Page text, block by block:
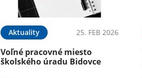
Aktuality 25. FEB 2026
Voľné pracovné miesto
školského úradu Bidovce